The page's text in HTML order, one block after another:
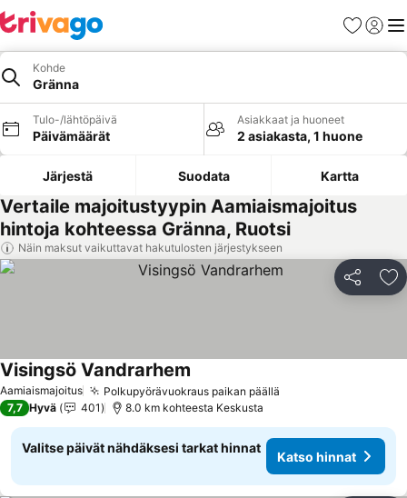
Suosikit
Kohde
Gränna
Tulo-/lähtöpäivä
Päivämäärät
Asiakkaat ja huoneet
2 asiakasta, 1 huone
Järjestä Suodata Kartta
Vertaile majoitustyypin Aamiaismajoitus
hintoja kohteessa Gränna, Ruotsi
Näin maksut vaikuttavat hakutulosten järjestykseen
Jaa
Aamiaismajoitus Polkupyörävuokraus paikan päällä
Visingsö Vandrarhem
7,7 Hyvä 401 8.0 km kohteesta Keskusta
Valitse päivät nähdäksesi tarkat hinnat
Katso hinnat